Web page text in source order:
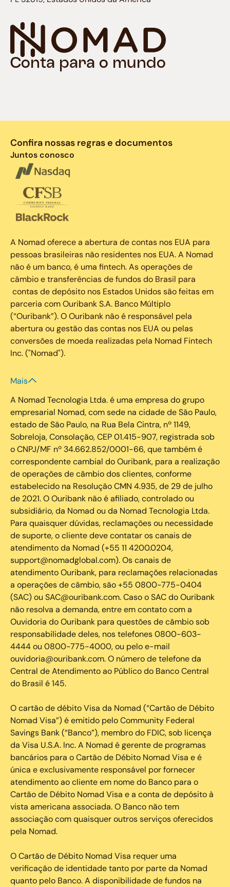
Conta para o mundo
Confira nossas regras e documentos
Juntos conosco
A Nomad oferece a abertura de contas nos EUA para
pessoas brasileiras não residentes nos EUA. A Nomad
não é um banco, é uma fintech. As operações de
câmbio e transferências de fundos do Brasil para
contas de depósito nos Estados Unidos são feitas em
parceria com Ouribank S.A. Banco Múltiplo
(“Ouribank”). O Ouribank não é responsável pela
abertura ou gestão das contas nos EUA ou pelas
conversões de moeda realizadas pela Nomad Fintech
Inc. ("Nomad").
Mais
A Nomad Tecnologia Ltda. é uma empresa do grupo
empresarial Nomad, com sede na cidade de São Paulo,
estado de São Paulo, na Rua Bela Cintra, nº 1149,
Sobreloja, Consolação, CEP 01.415-907, registrada sob
o CNPJ/MF nº 34.662.852/0001-66, que também é
correspondente cambial do Ouribank, para a realização
de operações de câmbio dos clientes, conforme
estabelecido na Resolução CMN 4.935, de 29 de julho
de 2021. O Ouribank não é afiliado, controlado ou
subsidiário, da Nomad ou da Nomad Tecnologia Ltda.
Para quaisquer dúvidas, reclamações ou necessidade
de suporte, o cliente deve contatar os canais de
atendimento da Nomad (+55 11 4200.0204,
support@nomadglobal.com). Os canais de
atendimento Ouribank, para reclamações relacionadas
a operações de câmbio, são +55 0800-775-0404
(SAC) ou SAC@ouribank.com. Caso o SAC do Ouribank
não resolva a demanda, entre em contato com a
Ouvidoria do Ouribank para questões de câmbio sob
responsabilidade deles, nos telefones 0800-603-
4444 ou 0800-775-4000, ou pelo e-mail
ouvidoria@ouribank.com. O número de telefone da
Central de Atendimento ao Público do Banco Central
do Brasil é 145.
O cartão de débito Visa da Nomad (“Cartão de Débito
Nomad Visa”) é emitido pelo Community Federal
Savings Bank (“Banco”), membro do FDIC, sob licença
da Visa U.S.A. Inc. A Nomad é gerente de programas
bancários para o Cartão de Débito Nomad Visa e é
única e exclusivamente responsável por fornecer
atendimento ao cliente em nome do Banco para o
Cartão de Débito Nomad Visa e a conta de depósito à
vista americana associada. O Banco não tem
associação com quaisquer outros serviços oferecidos
pela Nomad.
O Cartão de Débito Nomad Visa requer uma
verificação de identidade tanto por parte da Nomad
quanto pelo Banco. A disponibilidade de fundos na